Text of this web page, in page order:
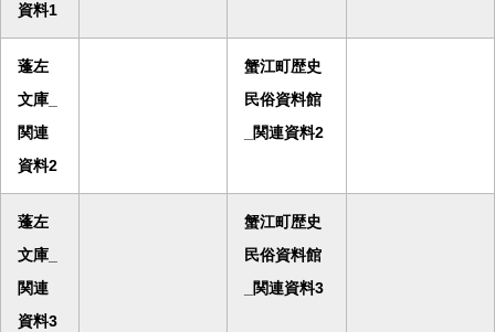
資料1
蓬左
文庫_
関連
資料2
蟹江町歴史
民俗資料館
_関連資料2
蓬左
文庫_
関連
資料3
蟹江町歴史
民俗資料館
_関連資料3